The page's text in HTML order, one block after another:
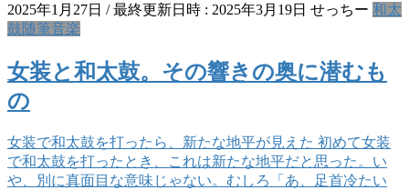
2025年1月27日 / 最終更新日時 : 2025年3月19日 せっちー 和太
鼓随筆音楽
女装と和太鼓。その響きの奥に潜むも
の
女装で和太鼓を打ったら、新たな地平が見えた 初めて女装
で和太鼓を打ったとき、これは新たな地平だと思った。い
や、別に真面目な意味じゃない。むしろ「あ、足首冷たい